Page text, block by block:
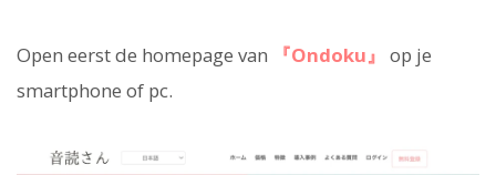
Open eerst de homepage van 『Ondoku』 op je
smartphone of pc.